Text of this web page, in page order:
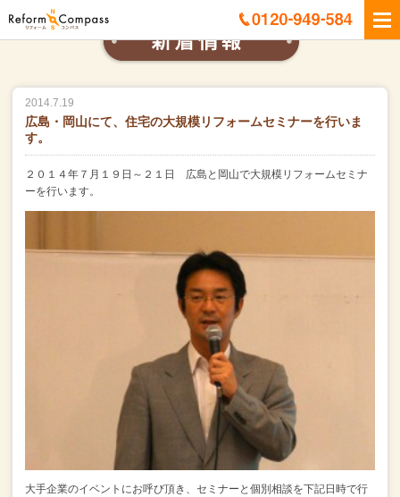
2014.7.19
広島・岡山にて、住宅の大規模リフォームセミナーを行いま
す。
２０１４年７月１９日～２１日 広島と岡山で大規模リフォームセミナ
ーを行います。
大手企業のイベントにお呼び頂き、セミナーと個別相談を下記日時で行